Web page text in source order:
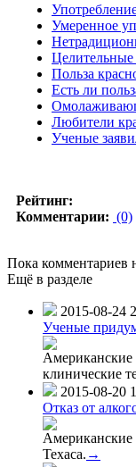
Умеренное
Целительные
Польза
Есть ли
Любители
Ученые
Рейтинг:
Комментарии: (0)
Пока комментариев
Ещё в разделе
2015-08-24
Ученые
Американские
клинические
2015-08-20
Отказ от
Американские
Техаса. →